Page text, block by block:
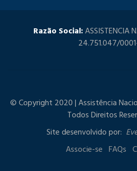
Razão Social:ASSISTENCIA
24.751.047/
© Copyright 2020 | Assistência
Todos Direitos
Site desenvolvido por:
Associe-se FAQs